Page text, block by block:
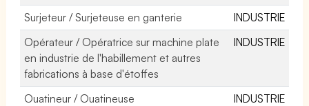
Surjeteur / Surjeteuse en ganterie
INDUSTRIE
Opérateur / Opératrice sur machine plate
en industrie de l'habillement et autres
fabrications à base d'étoffes
INDUSTRIE
Ouatineur / Ouatineuse
INDUSTRIE